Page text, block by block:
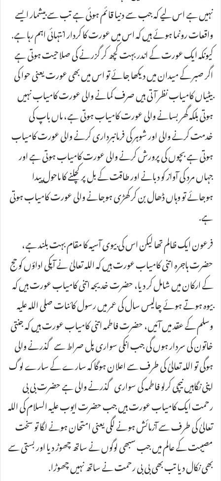
نہیں ہے اس لیے کہ جب سے دنیا قائم ہوئی ہے تب سے بیشمار ایسے
واقعات رونما ہوئے ہیں کہ اس میں عورت کا کردار انتہائی اہم رہا ہے.
کیونکہ ایک عورت کے اندر بہت کچھ کر گزرنے کی صلاحیت ہوتی ہے
اگر صبر کے میدان میں دیکھا جائے تو اس میں بھی عورت یعنی حوا کی
بیٹیاں کامیاب نظر آتی ہیں صرف کمانے والی عورت کامیاب نہیں
ہوتی بلکہ گھر بسانے والی عورت کامیاب ہوتی ہے، ماں باپ کی
خدمت کرنے والی اور شوہر کی فرمانبرداری کرنے والی عورت کامیاب
ہوتی ہے بچوں کی پرورش کرنے والی عورت کامیاب ہوتی ہے اور
جہاں مرد کی آواز کو دبانے اور طاقت کے بل پر کچلنے کا ماحول پیدا
ہوجائے تو وہاں ڈھال بن کر کھڑی ہوجانے والی عورت کامیاب ہوتی
ہے.
فرعون ایک ظالم تھا لیکن اس کی بیوی آسیہ کا مقام بہت بلند ہے،
حضرت ہاجرہ اتنی کامیاب عورت ہیں کہ اللہ تعالیٰ نے آپکی اداؤں کو حج
کے ارکان میں شامل کر دیا، حضرت خدیجہ اتنی کامیاب عورت ہیں کہ
بیوہ ہوتے ہوئے چالیس سال کی عمر میں رسول کائنات صلی اللہ علیہ
وسلم کے عقد میں آئیں، حضرت فاطمہ اتنی کامیاب عورت ہیں کہ جنتی
خاتون کی سردار ہوں گی جب انکی سواری پل صراط سے گذرنے والی
ہوگی تو اللہ تعالیٰ کی طرف سے اعلان ہوگا کہ سارے کے سارے لوگ
اپنی نگاہیں نیچی کرلو فاطمہ کی سواری گذرنے والی ہے حضرت بی بی
رحمت ایک کامیاب عورت ہیں جب حضرت ایوب علیہ السلام کی اللہ
تعالیٰ کی طرف سے آزمائش ہونے لگی یعنی امتحان ہونے لگا تو سخت
مصیبت کے عالم میں جب سبھی لوگوں نے ساتھ چھوڑ دیا اور بستی سے
بھی نکال دیا تب بھی بی بی رحمت نے ساتھ نہیں چھوڑا.